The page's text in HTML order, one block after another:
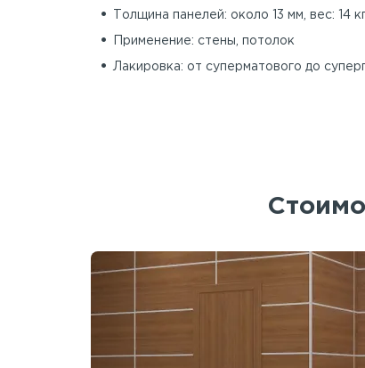
Толщина панелей: около 13 мм, вес: 14
Применение: стены, потолок
Лакировка: от суперматового до